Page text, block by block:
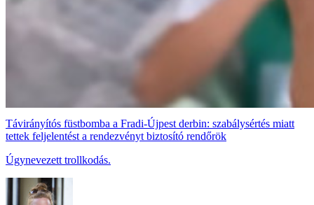
Távirányítós füstbomba a Fradi-Újpest derbin: szabálysértés miatt
tettek feljelentést a rendezvényt biztosító rendőrök
Úgynevezett trollkodás.